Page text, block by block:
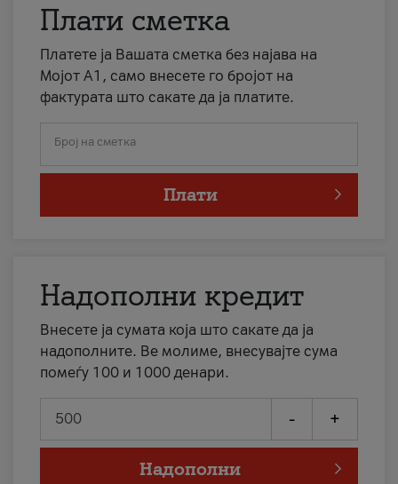
Плати сметка
Платете ја Вашата сметка без најава на
Мојот А1, само внесете го бројот на
фактурата што сакате да ја платите.
Број на сметка
Плати
Надополни кредит
Внесете ја сумата која што сакате да ја
надополните. Ве молиме, внесувајте сума
помеѓу 100 и 1000 денари.
- +
Надополни